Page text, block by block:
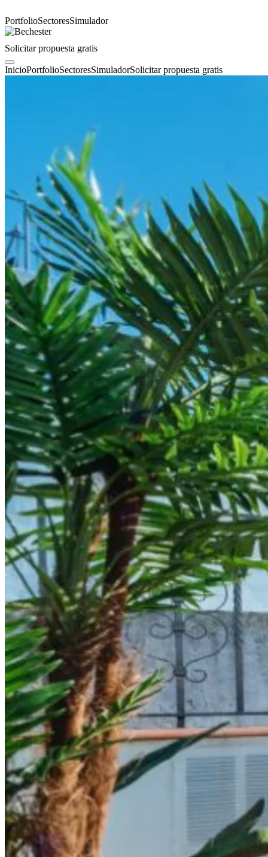
PortfolioSectoresSimulador
Solicitar propuesta gratis
InicioPortfolioSectoresSimuladorSolicitar propuesta gratis